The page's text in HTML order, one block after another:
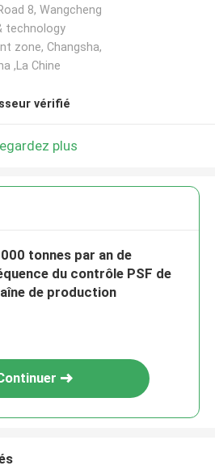
8, Wangcheng
technology
zone, Changsha,
,La Chine
vérifié
plus
tonnes par an de
du contrôle PSF de
de production